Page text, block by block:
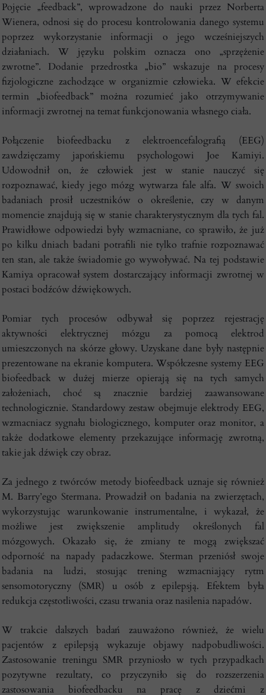
Pojęcie „feedback”, wprowadzone do nauki przez Norberta
Wienera, odnosi się do procesu kontrolowania danego systemu
poprzez wykorzystanie informacji o jego wcześniejszych
działaniach. W języku polskim oznacza ono „sprzężenie
zwrotne”. Dodanie przedrostka „bio” wskazuje na procesy
fizjologiczne zachodzące w organizmie człowieka. W efekcie
termin „biofeedback” można rozumieć jako otrzymywanie
informacji zwrotnej na temat funkcjonowania własnego ciała.
Połączenie biofeedbacku z elektroencefalografią (EEG)
zawdzięczamy japońskiemu psychologowi Joe Kamiyi.
Udowodnił on, że człowiek jest w stanie nauczyć się
rozpoznawać, kiedy jego mózg wytwarza fale alfa. W swoich
badaniach prosił uczestników o określenie, czy w danym
momencie znajdują się w stanie charakterystycznym dla tych fal.
Prawidłowe odpowiedzi były wzmacniane, co sprawiło, że już
po kilku dniach badani potrafili nie tylko trafnie rozpoznawać
ten stan, ale także świadomie go wywoływać. Na tej podstawie
Kamiya opracował system dostarczający informacji zwrotnej w
postaci bodźców dźwiękowych.
Pomiar tych procesów odbywał się poprzez rejestrację
aktywności elektrycznej mózgu za pomocą elektrod
umieszczonych na skórze głowy. Uzyskane dane były następnie
prezentowane na ekranie komputera. Współczesne systemy EEG
biofeedback w dużej mierze opierają się na tych samych
założeniach, choć są znacznie bardziej zaawansowane
technologicznie. Standardowy zestaw obejmuje elektrody EEG,
wzmacniacz sygnału biologicznego, komputer oraz monitor, a
także dodatkowe elementy przekazujące informację zwrotną,
takie jak dźwięk czy obraz.
Za jednego z twórców metody biofeedback uznaje się również
M. Barry’ego Stermana. Prowadził on badania na zwierzętach,
wykorzystując warunkowanie instrumentalne, i wykazał, że
możliwe jest zwiększenie amplitudy określonych fal
mózgowych. Okazało się, że zmiany te mogą zwiększać
odporność na napady padaczkowe. Sterman przeniósł swoje
badania na ludzi, stosując trening wzmacniający rytm
sensomotoryczny (SMR) u osób z epilepsją. Efektem była
redukcja częstotliwości, czasu trwania oraz nasilenia napadów.
W trakcie dalszych badań zauważono również, że wielu
pacjentów z epilepsją wykazuje objawy nadpobudliwości.
Zastosowanie treningu SMR przyniosło w tych przypadkach
pozytywne rezultaty, co przyczyniło się do rozszerzenia
zastosowania biofeedbacku na pracę z dziećmi z